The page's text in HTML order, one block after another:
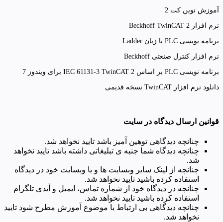
آموزش توین کت 2
نرم افزار Beckhoff TwinCAT 2
برنامه نویسی PLC با زبان Ladder
نرم افزار کنترل صنعتی Beckhoff
برنامه نویسی PLC بر اساس IEC 61131-3 TwinCAT 2 برای ویندوز 7
دانلود نرم افزار TwinCAT نسخه قدیمی
قوانین ارسال دیدگاه در سایت
چنانچه دیدگاهی توهین آمیز باشد تایید نخواهد شد.
چنانچه دیدگاه شما جنبه ی تبلیغاتی داشته باشد تایید نخواهد
شد.
چنانچه از لینک سایر وبسایت ها و یا وبسایت خود در دیدگاه
استفاده کرده باشید تایید نخواهد شد.
چنانچه در دیدگاه خود از شماره تماس، ایمیل و آیدی تلگرام
استفاده کرده باشید تایید نخواهد شد.
چنانچه دیدگاهی بی ارتباط با موضوع آموزش مطرح شود تایید
نخواهد شد.